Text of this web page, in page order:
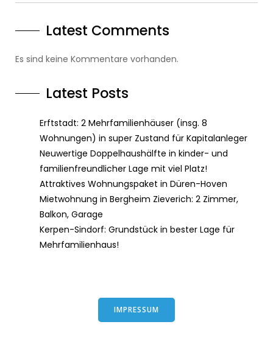
Latest Comments
Es sind keine Kommentare vorhanden.
Latest Posts
Erftstadt: 2 Mehrfamilienhäuser (insg. 8
Wohnungen) in super Zustand für Kapitalanleger
Neuwertige Doppelhaushälfte in kinder- und
familienfreundlicher Lage mit viel Platz!
Attraktives Wohnungspaket in Düren-Hoven
Mietwohnung in Bergheim Zieverich: 2 Zimmer,
Balkon, Garage
Kerpen-Sindorf: Grundstück in bester Lage für
Mehrfamilienhaus!
IMPRESSUM